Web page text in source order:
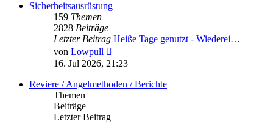
Sicherheitsausrüstung
159 Themen
2828 Beiträge
Letzter Beitrag Heiße Tage genutzt - Wiederei…
von Lowpull
Beitrag
16. Jul 2026, 21:23
Reviere / Angelmethoden / Berichte
Themen
Beiträge
Letzter Beitrag